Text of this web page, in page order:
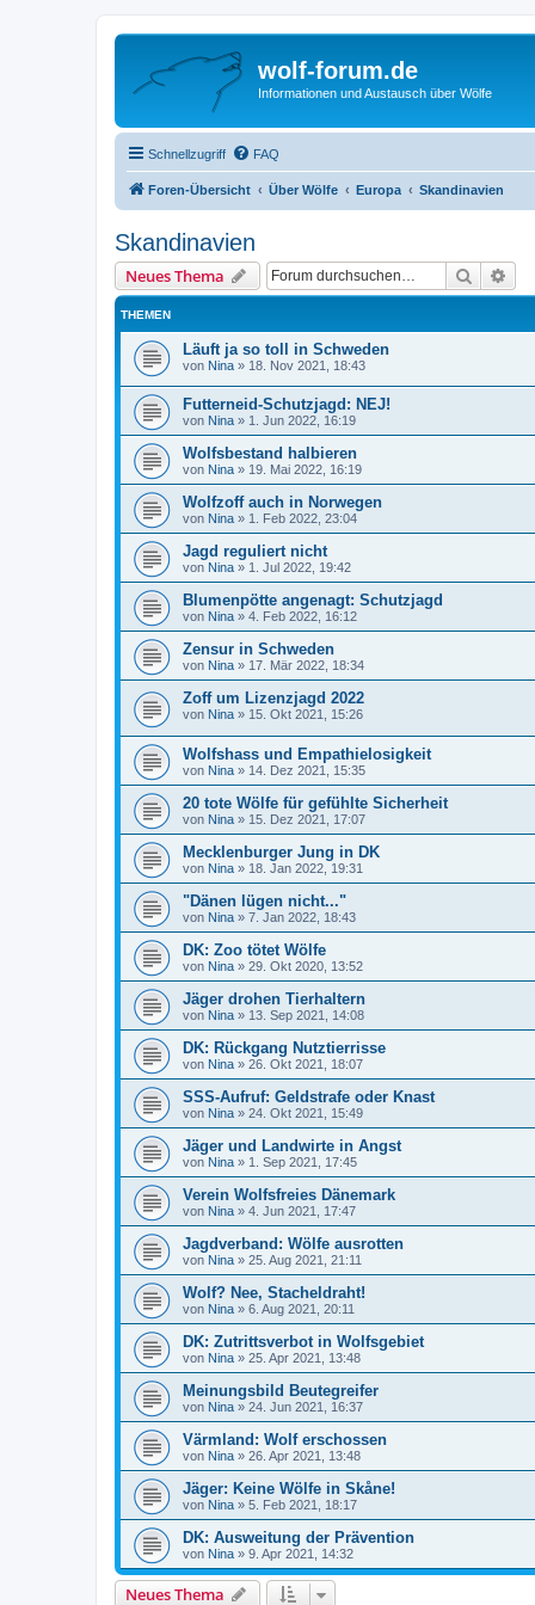
wolf-forum.de
Informationen und Austausch über Wölfe
Schnellzugriff FAQ
Foren-Übersicht Über Wölfe Europa Skandinavien
Skandinavien
Neues Thema Suche
THEMEN
Läuft ja so toll in Schweden
von Nina » 18. Nov 2021, 18:43
Futterneid-Schutzjagd: NEJ!
von Nina » 1. Jun 2022, 16:19
Wolfsbestand halbieren
von Nina » 19. Mai 2022, 16:19
Wolfzoff auch in Norwegen
von Nina » 1. Feb 2022, 23:04
Jagd reguliert nicht
von Nina » 1. Jul 2022, 19:42
Blumenpötte angenagt: Schutzjagd
von Nina » 4. Feb 2022, 16:12
Zensur in Schweden
von Nina » 17. Mär 2022, 18:34
Zoff um Lizenzjagd 2022
von Nina » 15. Okt 2021, 15:26
Wolfshass und Empathielosigkeit
von Nina » 14. Dez 2021, 15:35
20 tote Wölfe für gefühlte Sicherheit
von Nina » 15. Dez 2021, 17:07
Mecklenburger Jung in DK
von Nina » 18. Jan 2022, 19:31
"Dänen lügen nicht..."
von Nina » 7. Jan 2022, 18:43
DK: Zoo tötet Wölfe
von Nina » 29. Okt 2020, 13:52
Jäger drohen Tierhaltern
von Nina » 13. Sep 2021, 14:08
DK: Rückgang Nutztierrisse
von Nina » 26. Okt 2021, 18:07
SSS-Aufruf: Geldstrafe oder Knast
von Nina » 24. Okt 2021, 15:49
Jäger und Landwirte in Angst
von Nina » 1. Sep 2021, 17:45
Verein Wolfsfreies Dänemark
von Nina » 4. Jun 2021, 17:47
Jagdverband: Wölfe ausrotten
von Nina » 25. Aug 2021, 21:11
Wolf? Nee, Stacheldraht!
von Nina » 6. Aug 2021, 20:11
DK: Zutrittsverbot in Wolfsgebiet
von Nina » 25. Apr 2021, 13:48
Meinungsbild Beutegreifer
von Nina » 24. Jun 2021, 16:37
Värmland: Wolf erschossen
von Nina » 26. Apr 2021, 13:48
Jäger: Keine Wölfe in Skåne!
von Nina » 5. Feb 2021, 18:17
DK: Ausweitung der Prävention
von Nina » 9. Apr 2021, 14:32
Neues Thema